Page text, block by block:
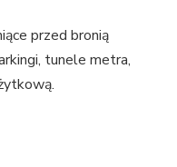
przed bronią
tunele metra,